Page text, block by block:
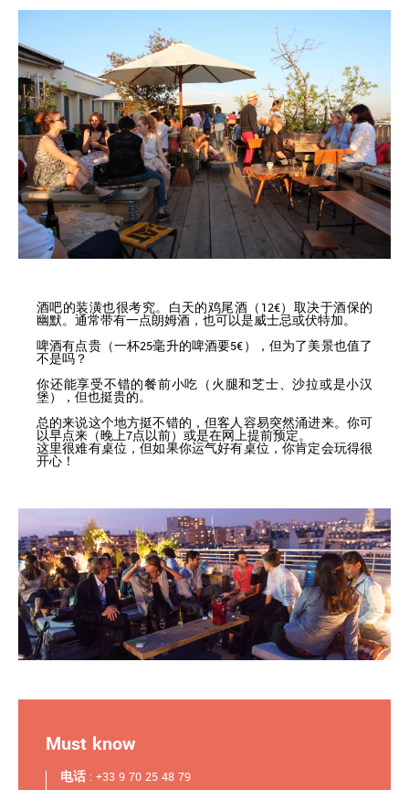
酒吧的装潢也很考究。白天的鸡尾酒（12€）取决于酒保的
幽默。通常带有一点朗姆酒，也可以是威士忌或伏特加。
啤酒有点贵（一杯25毫升的啤酒要5€），但为了美景也值了
不是吗？
你还能享受不错的餐前小吃（火腿和芝士、沙拉或是小汉
堡），但也挺贵的。
总的来说这个地方挺不错的，但客人容易突然涌进来。你可
以早点来（晚上7点以前）或是在网上提前预定。
这里很难有桌位，但如果你运气好有桌位，你肯定会玩得很
开心！
Must know
电话 : +33 9 70 25 48 79